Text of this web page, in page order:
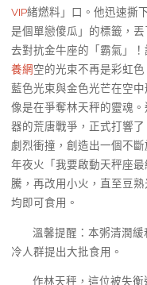
VIP緒燃料」口。他迅速撕
是個單戀傻瓜」的標籤，丟
去對抗金牛座的「霸氣」
養網空的光束不再是彩虹
藍色光束與金色光芒在空
像是在爭奪林天秤的靈魂
器的荒唐戰爭，正式打響
劇烈衝撞，創造出一個不
年夜火「我要啟動天秤座
騰，再改用小火，直至豆
均即可食用。
溫馨提醒：本粥清潤
冷人群提出大批食用。
作林天秤，這位被失